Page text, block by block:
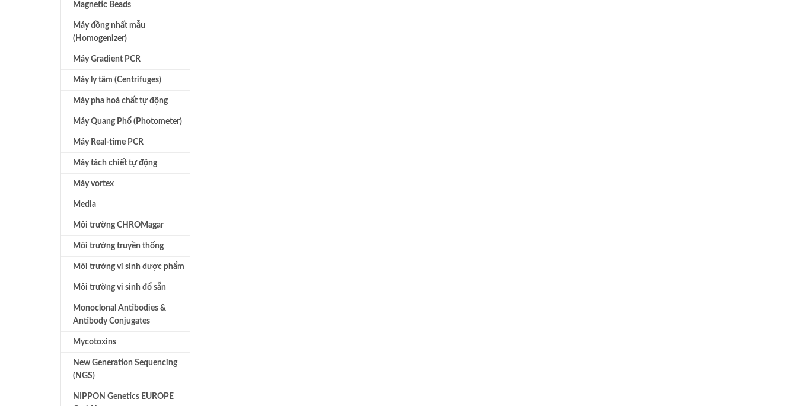
Magnetic Beads
Máy đồng nhất mẫu
(Homogenizer)
Máy Gradient PCR
Máy ly tâm (Centrifuges)
Máy pha hoá chất tự động
Máy Quang Phổ (Photometer)
Máy Real-time PCR
Máy tách chiết tự động
Máy vortex
Media
Môi trường CHROMagar
Môi trường truyền thống
Môi trường vi sinh dược phẩm
Môi trường vi sinh đổ sẵn
Monoclonal Antibodies &
Antibody Conjugates
Mycotoxins
New Generation Sequencing
(NGS)
NIPPON Genetics EUROPE